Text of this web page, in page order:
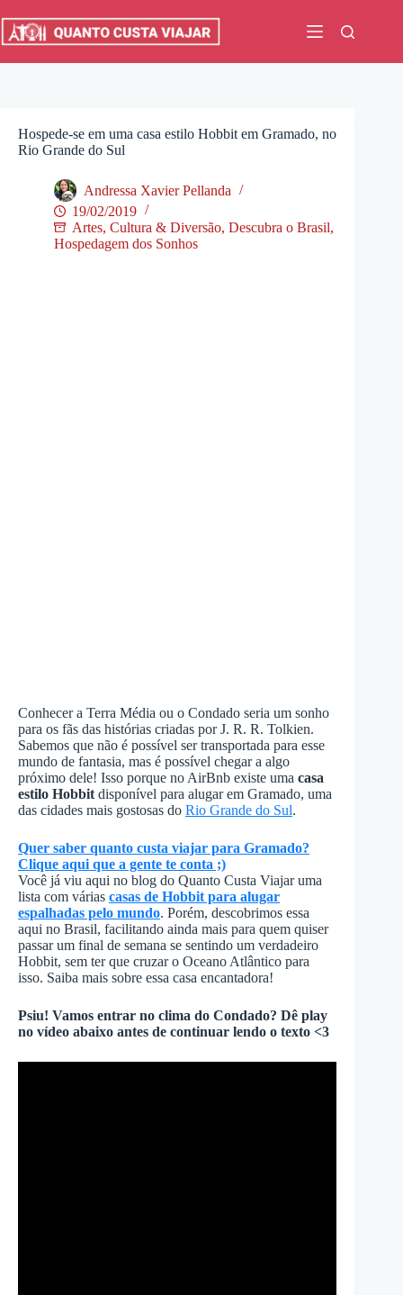
para
Hospede-se em uma casa estilo Hobbit em Gramado, no
Rio Grande do Sul
Andressa Xavier Pellanda
19/02/2019
Artes, Cultura & Diversão, Descubra o Brasil,
Hospedagem dos Sonhos
Conhecer a Terra Média ou o Condado seria um sonho
para os fãs das histórias criadas por J. R. R. Tolkien.
Sabemos que não é possível ser transportada para esse
mundo de fantasia, mas é possível chegar a algo
próximo dele! Isso porque no AirBnb existe uma casa
estilo Hobbit disponível para alugar em Gramado, uma
das cidades mais gostosas do Rio Grande do Sul.
Quer saber quanto custa viajar para Gramado?
Clique aqui que a gente te conta ;)
Você já viu aqui no blog do Quanto Custa Viajar uma
lista com várias casas de Hobbit para alugar
espalhadas pelo mundo. Porém, descobrimos essa
aqui no Brasil, facilitando ainda mais para quem quiser
passar um final de semana se sentindo um verdadeiro
Hobbit, sem ter que cruzar o Oceano Atlântico para
isso. Saiba mais sobre essa casa encantadora!
Psiu! Vamos entrar no clima do Condado? Dê play
no vídeo abaixo antes de continuar lendo o texto <3